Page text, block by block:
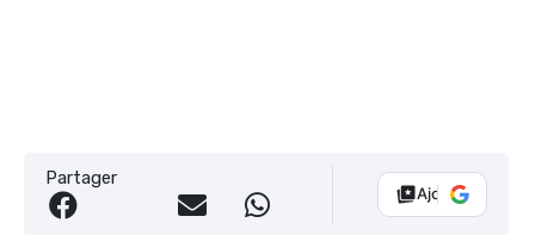
Partager
Ajouter Vélo